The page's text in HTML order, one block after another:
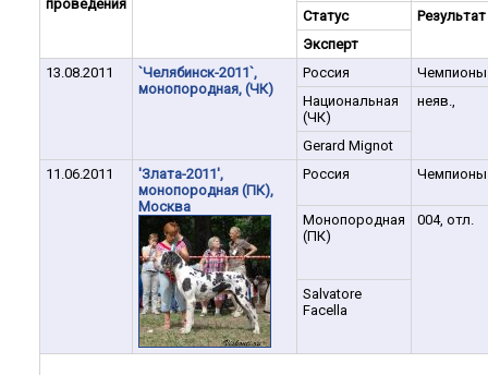
проведения
Статус
Результат
Эксперт
13.08.2011
`Челябинск-2011`,
монопородная, (ЧК)
Россия
Чемпионы
Национальная
(ЧК)
неяв.,
Gerard Mignot
11.06.2011
'Злата-2011',
монопородная (ПК),
Москва
Россия Чемпионы
Монопородная
(ПК)
004, отл.
Salvatore
Facella